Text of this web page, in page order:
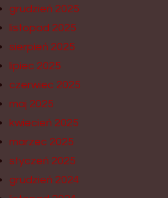
grudzień 2025
listopad 2025
sierpień 2025
lipiec 2025
czerwiec 2025
maj 2025
kwiecień 2025
marzec 2025
styczeń 2025
grudzień 2024